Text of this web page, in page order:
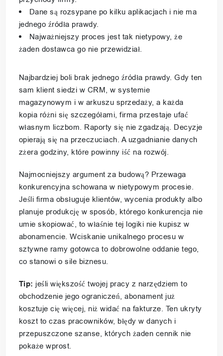
Dane są rozsypane po kilku aplikacjach i nie ma
jednego źródła prawdy.
Najważniejszy proces jest tak nietypowy, że
żaden dostawca go nie przewidział.
Najbardziej boli brak jednego źródła prawdy. Gdy ten
sam klient siedzi w CRM, w systemie
magazynowym i w arkuszu sprzedaży, a każda
kopia różni się szczegółami, firma przestaje ufać
własnym liczbom. Raporty się nie zgadzają. Decyzje
opierają się na przeczuciach. A uzgadnianie danych
zżera godziny, które powinny iść na rozwój.
Najmocniejszy argument za budową? Przewaga
konkurencyjna schowana w nietypowym procesie.
Jeśli firma obsługuje klientów, wycenia produkty albo
planuje produkcję w sposób, którego konkurencja nie
umie skopiować, to właśnie tej logiki nie kupisz w
abonamencie. Wciskanie unikalnego procesu w
sztywne ramy gotowca to dobrowolne oddanie tego,
co stanowi o sile biznesu.
Tip: jeśli większość twojej pracy z narzędziem to
obchodzenie jego ograniczeń, abonament już
kosztuje cię więcej, niż widać na fakturze. Ten ukryty
koszt to czas pracowników, błędy w danych i
przepuszczone szanse, których żaden cennik nie
pokaże wprost.